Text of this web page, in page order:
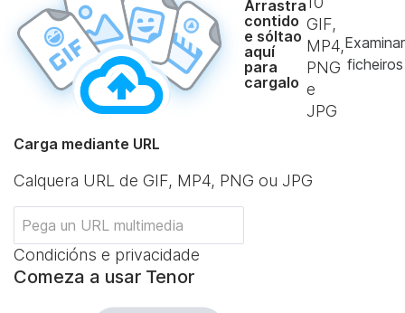
Arrastra
contido
e sóltao
aquí
para
cargalo
GIF,
MP4,
PNG
e
JPG
Examinar
ficheiros
Carga mediante URL
Calquera URL de GIF, MP4, PNG ou JPG
Condicións e privacidade
Comeza a usar Tenor